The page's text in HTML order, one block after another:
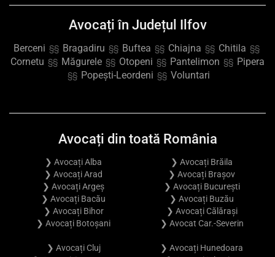
Avocați în Județul Ilfov
Berceni §§ Bragadiru §§ Buftea §§ Chiajna §§ Chitila §§
Cornetu §§ Măgurele §§ Otopeni §§ Pantelimon §§ Pipera
§§ Popești-Leordeni §§ Voluntari
Avocați din toată România
❯ Avocați Alba
❯ Avocați Arad
❯ Avocați Argeș
❯ Avocați Bacău
❯ Avocați Bihor
❯ Avocați Botoșani
❯ Avocați Brăila
❯ Avocați Brașov
❯ Avocați București
❯ Avocați Buzău
❯ Avocați Călărași
❯ Avocat Car.-Severin
❯ Avocați Cluj
❯ Avocați Hunedoara